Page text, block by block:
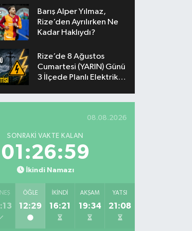
Barış Alper Yılmaz,
Rize’den Ayrılırken Ne
Kadar Haklıydı?
Rize’de 8 Ağustos
Cumartesi (YARIN) Günü
3 İlçede Planlı Elektrik
08.08.2026
SONRAKI VAKTE KALAN
01:26:58
İkindi Namazı
ÖĞLE
12:29
İKINDI
16:21
AKŞAM
19:34
YATSI
21:08